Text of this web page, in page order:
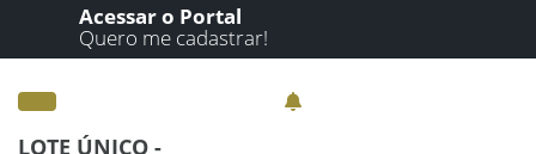
Acessar o Portal
Quero me cadastrar!
LOTE ÚNICO -